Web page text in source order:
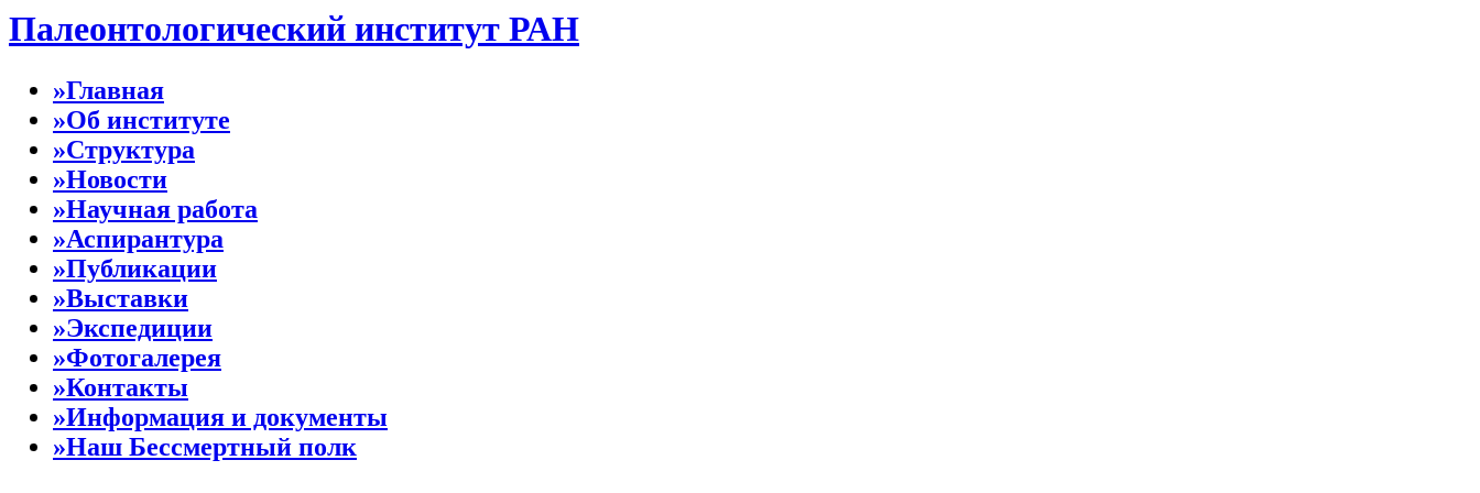
Палеонтологический институт РАН
»Главная
»Об институте
»Структура
»Новости
»Научная работа
»Аспирантура
»Публикации
»Выставки
»Экспедиции
»Фотогалерея
»Контакты
»Информация и документы
»Наш Бессмертный полк